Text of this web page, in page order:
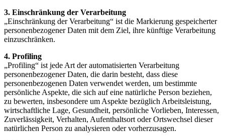
3. Einschränkung der Verarbeitung
„Einschränkung der Verarbeitung“ ist die Markierung gespeicherter
personenbezogener Daten mit dem Ziel, ihre künftige Verarbeitung
einzuschränken.
4. Profiling
„Profiling“ ist jede Art der automatisierten Verarbeitung
personenbezogener Daten, die darin besteht, dass diese
personenbezogenen Daten verwendet werden, um bestimmte
persönliche Aspekte, die sich auf eine natürliche Person beziehen,
zu bewerten, insbesondere um Aspekte bezüglich Arbeitsleistung,
wirtschaftliche Lage, Gesundheit, persönliche Vorlieben, Interessen,
Zuverlässigkeit, Verhalten, Aufenthaltsort oder Ortswechsel dieser
natürlichen Person zu analysieren oder vorherzusagen.